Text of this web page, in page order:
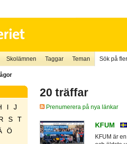
Skolämnen Taggar Teman Sök på
I
J
S
T
Ö
20 träffar
Prenumerera på nya länkar
KFUM
KFUM är